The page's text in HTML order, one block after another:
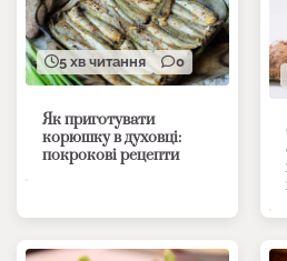
5 хв читання 0
Як приготувати
корюшку в духовці:
покрокові рецепти